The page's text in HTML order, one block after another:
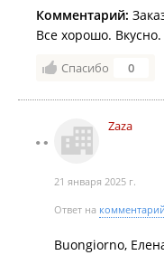
Комментарий:
Все хорошо. Вкусно.
Спасибо 0
Zaza
21 января 2025 г.
Ответ на комментарий
Buongiorno,